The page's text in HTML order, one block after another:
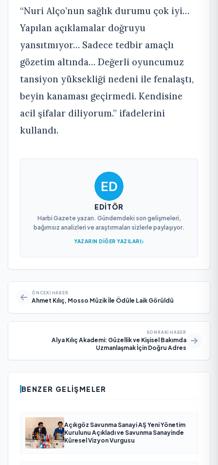
“Nuri Alço’nun sağlık durumu çok iyi…
Yapılan açıklamalar doğruyu
yansıtmıyor… Sadece tedbir amaçlı
gözetim altında… Değerli oyuncumuz
tansiyon yüksekliği nedeni ile fenalaştı,
beyin kanaması geçirmedi. Kendisine
acil şifalar diliyorum.” ifadelerini
kullandı.
EDITÖR
Harbi Gazete yazarı. Gündemdeki son gelişmeleri,
bağımsız analizleri ve araştırmaları sizlerle paylaşıyor.
YAZARIN DIĞER YAZILARI
ÖNCEKI HABER
Ahmet Kılıç, Mosso Müzik İle Ödüle Laik Görüldü
SONRAKI HABER
Alya Kılıç Akademi: Güzellik ve Kişisel Bakımda
Uzmanlaşmak İçin Doğru Adres
BENZER GELIŞMELER
Açıkgöz Savunma Sanayi AŞ Yeni Yönetim
Kurulunu Açıkladı ve Savunma Sanayinde
Küresel Vizyon Vurgusu